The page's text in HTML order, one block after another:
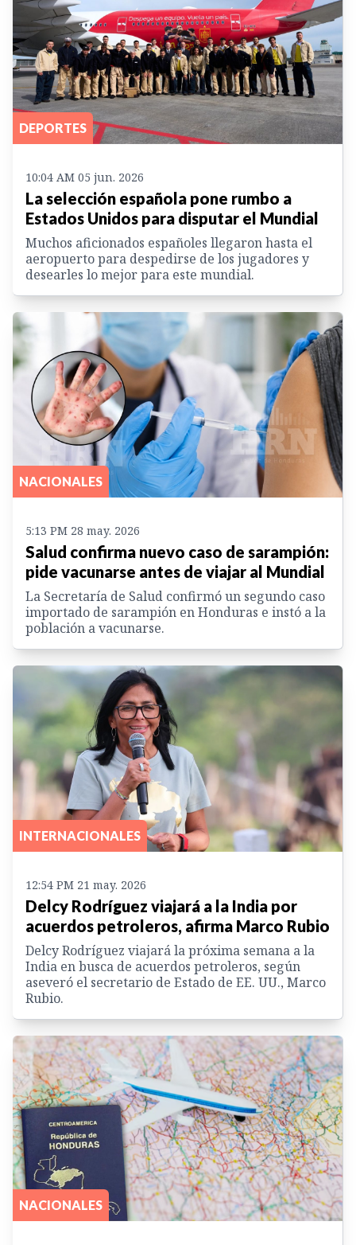
DEPORTES
10:04 AM 05 jun. 2026
La selección española pone rumbo a
Estados Unidos para disputar el Mundial
Muchos aficionados españoles llegaron hasta el
aeropuerto para despedirse de los jugadores y
desearles lo mejor para este mundial.
NACIONALES
5:13 PM 28 may. 2026
Salud confirma nuevo caso de sarampión:
pide vacunarse antes de viajar al Mundial
La Secretaría de Salud confirmó un segundo caso
importado de sarampión en Honduras e instó a la
población a vacunarse.
INTERNACIONALES
12:54 PM 21 may. 2026
Delcy Rodríguez viajará a la India por
acuerdos petroleros, afirma Marco Rubio
Delcy Rodríguez viajará la próxima semana a la
India en busca de acuerdos petroleros, según
aseveró el secretario de Estado de EE. UU., Marco
Rubio.
NACIONALES